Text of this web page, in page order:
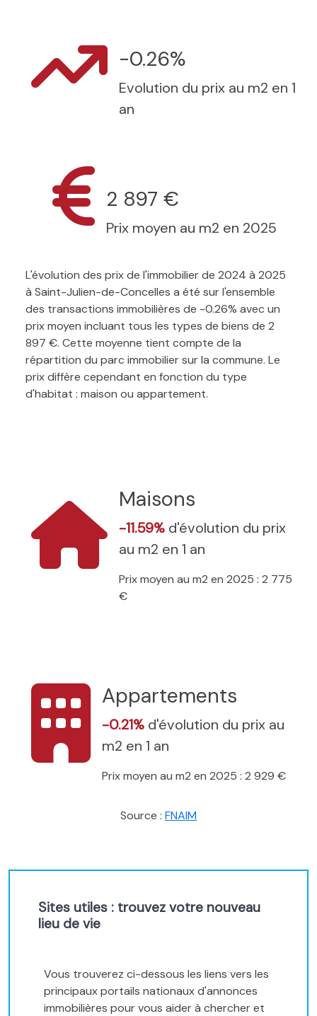
-0.26%
Evolution du prix au m2 en 1
an
2 897 €
Prix moyen au m2 en 2025
L'évolution des prix de l'immobilier de 2024 à 2025
à Saint-Julien-de-Concelles a été sur l'ensemble
des transactions immobilières de -0.26% avec un
prix moyen incluant tous les types de biens de 2
897 €. Cette moyenne tient compte de la
répartition du parc immobilier sur la commune. Le
prix diffère cependant en fonction du type
d'habitat : maison ou appartement.
Maisons
-11.59% d'évolution du prix
au m2 en 1 an
Prix moyen au m2 en 2025 : 2 775
€
Appartements
-0.21% d'évolution du prix au
m2 en 1 an
Prix moyen au m2 en 2025 : 2 929 €
Source : FNAIM
Sites utiles : trouvez votre nouveau
lieu de vie
Vous trouverez ci-dessous les liens vers les
principaux portails nationaux d'annonces
immobilières pour vous aider à chercher et